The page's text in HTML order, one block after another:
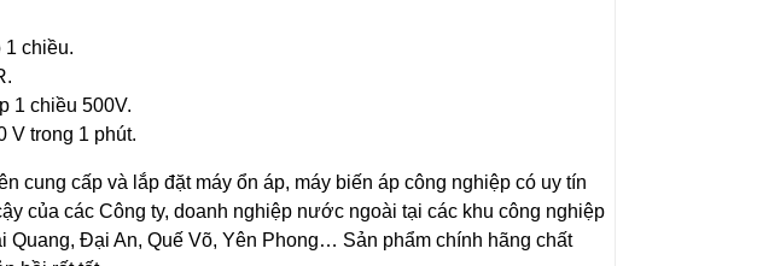
chiều.
1 chiều 500V.
V trong 1 phút.
cung cấp và lắp đặt máy ổn áp, máy biến áp công nghiệp có uy tín
của các Công ty, doanh nghiệp nước ngoài tại các khu công nghiệp
Quang, Đại An, Quế Võ, Yên Phong… Sản phẩm chính hãng chất